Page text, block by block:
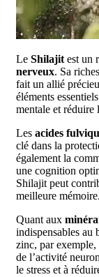
Le Shilajit est un
nerveux. Sa
fait un allié
éléments
mentale et réduire
Les acides
clé dans la
également la
une cognition
Shilajit peut
meilleure mémoire.
Quant aux
indispensables au
zinc, par
de l’activité
le stress et à